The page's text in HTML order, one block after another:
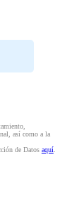
así como a la
de Datos aquí.